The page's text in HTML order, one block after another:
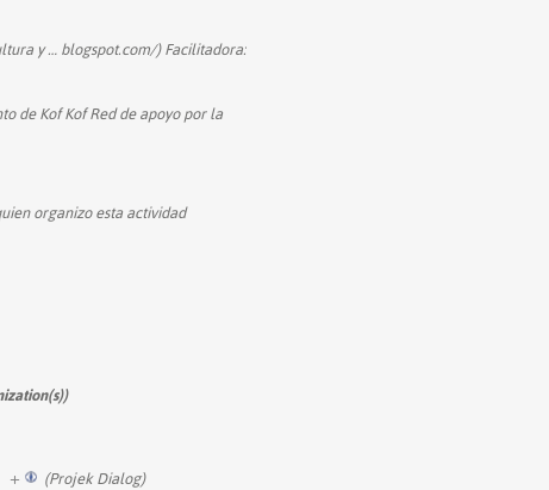
y… blogspot.com/) Facilitadora:
de Kof Kof Red de apoyo por la
organizo esta actividad
+ (Projek Dialog)